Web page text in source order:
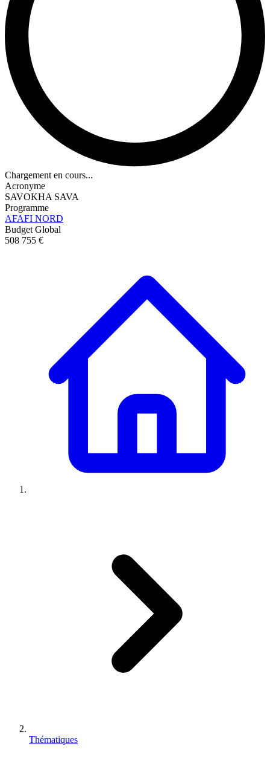
Chargement en cours...
Acronyme
SAVOKHA SAVA
Programme
AFAFI NORD
Budget Global
508 755 €
Thématiques